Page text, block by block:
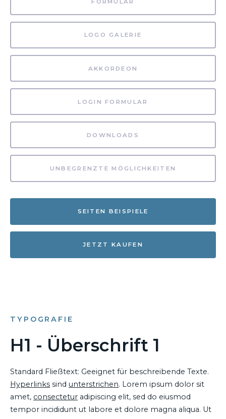
FORMULAR
LOGO GALERIE
AKKORDEON
LOGIN FORMULAR
DOWNLOADS
UNBEGRENZTE MÖGLICHKEITEN
SEITEN BEISPIELE
JETZT KAUFEN
TYPOGRAFIE
H1 - Überschrift 1
Standard Fließtext: Geeignet für beschreibende Texte.
Hyperlinks sind unterstrichen. Lorem ipsum dolor sit
amet, consectetur adipiscing elit, sed do eiusmod
tempor incididunt ut labore et dolore magna aliqua. Ut